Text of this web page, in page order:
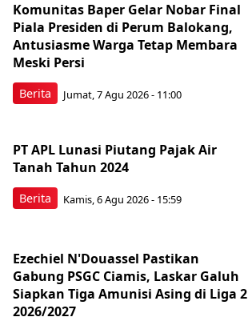
Berita
Komunitas Baper Gelar Nobar Final
Piala Presiden di Perum Balokang,
Antusiasme Warga Tetap Membara
Meski Persi
Jumat, 7 Agu 2026 - 11:00
Berita
PT APL Lunasi Piutang Pajak Air
Tanah Tahun 2024
Kamis, 6 Agu 2026 - 15:59
Ezechiel N'Douassel Pastikan
Gabung PSGC Ciamis, Laskar Galuh
Siapkan Tiga Amunisi Asing di Liga 2
2026/2027